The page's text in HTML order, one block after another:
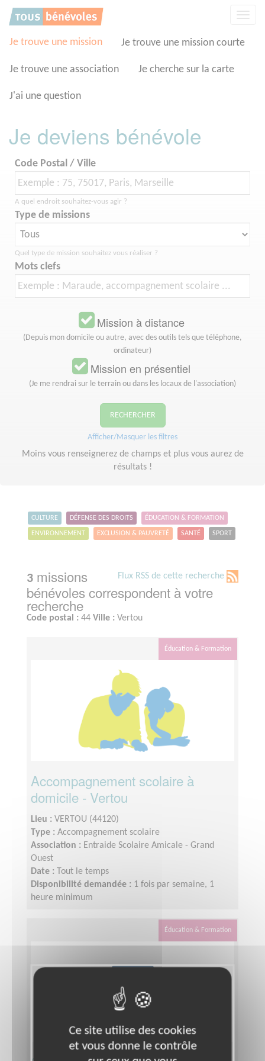
Je trouve une mission Je trouve une mission courte
Je trouve une association Je cherche sur la carte
J'ai une question
Je deviens bénévole
Code Postal / Ville
A quel endroit souhaitez-vous agir ?
Type de missions
Quel type de mission souhaitez vous réaliser ?
Mots clefs
Mission à distance
(Depuis mon domicile ou autre, avec des outils tels que téléphone,
ordinateur)
Mission en présentiel
(Je me rendrai sur le terrain ou dans les locaux de l'association)
RECHERCHER
Afficher/Masquer les filtres
Moins vous renseignerez de champs et plus vous aurez de
résultats !
CULTURE DÉFENSE DES DROITS ÉDUCATION & FORMATION
ENVIRONNEMENT EXCLUSION & PAUVRETÉ SANTÉ SPORT
Flux RSS de cette recherche
3 missions
bénévoles correspondent à votre
recherche
Code postal : 44 Ville : Vertou
Éducation & Formation
Accompagnement scolaire à
domicile - Vertou
Lieu : VERTOU (44120)
Type : Accompagnement scolaire
Association : Entraide Scolaire Amicale - Grand
Ouest
Date :
Tout le temps
Disponibilité demandée : 1 fois par semaine, 1
heure minimum
Éducation & Formation
Panneau de gestion des cookies
Ce site utilise des cookies
et vous donne le contrôle